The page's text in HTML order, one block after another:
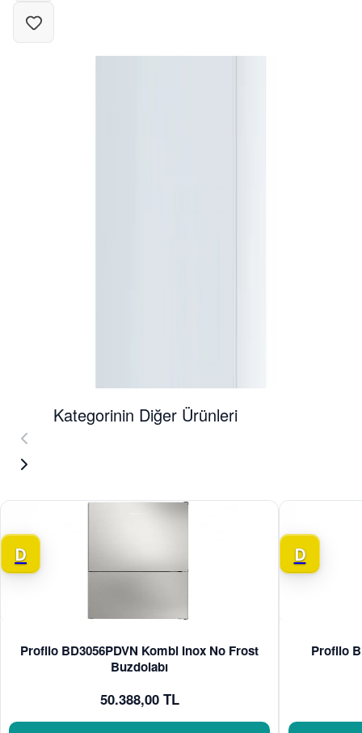
Kategorinin Diğer Ürünleri
D
Profilo BD3056PDVN Kombi Inox No Frost
Buzdolabı
50.388,00 TL
D
Profilo